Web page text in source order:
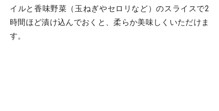
イルと香味野菜（玉ねぎやセロリなど）のスライスで2
時間ほど漬け込んでおくと、柔らか美味しくいただけま
す。